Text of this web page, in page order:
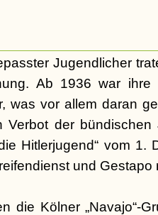
Jugendlicher
Ab 1936 war ihre
was vor allem daran
Verbot der
Hitlerjugend“ vom 1.
und Gestapo
die Kölner „Navajo“-